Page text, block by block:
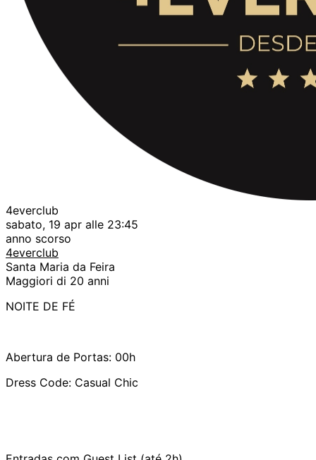
4everclub
sabato, 19 apr alle 23:45
anno scorso
4everclub
Santa Maria da Feira
Maggiori di 20 anni
NOITE DE FÉ
Abertura de Portas: 00h
Dress Code: Casual Chic